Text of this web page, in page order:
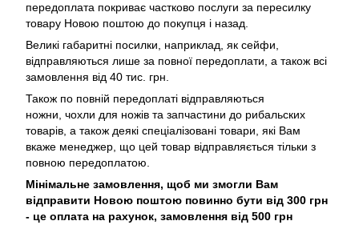
передоплата покриває частково послуги за пересилку
товару Новою поштою до покупця і назад.
Великі габаритні посилки, наприклад, як сейфи,
відправляються лише за повної передоплати, а також всі
замовлення від 40 тис. грн.
Також по повній передоплаті відправляються
ножни, чохли для ножів та запчастини до рибальских
товарів, а також деякі спеціалізовані товари, які Вам
вкаже менеджер, що цей товар відправляється тільки з
повною передоплатою.
Мінімальне замовлення, щоб ми змогли Вам
відправити Новою поштою повинно бути від 300 грн
- це оплата на рахунок, замовлення від 500 грн